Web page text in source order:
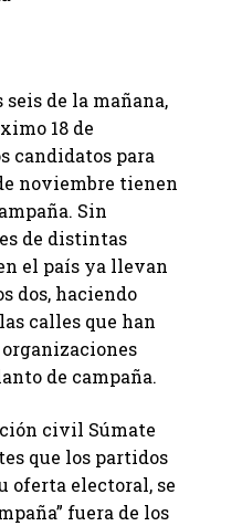
seis de la mañana,
18 de
candidatos para
noviembre tienen
Sin
de distintas
el país ya llevan
dos, haciendo
calles que han
de campaña.
civil Súmate
que los partidos
oferta electoral, se
fuera de los